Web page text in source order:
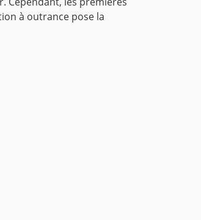
à outrance pose la